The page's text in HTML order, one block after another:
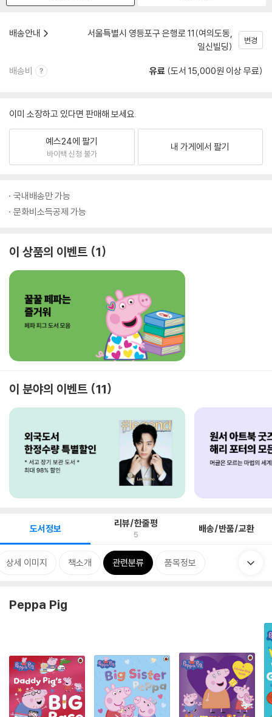
배송안내
서울특별시 영등포구 은행로 11(여의도동,
일신빌딩)
변경
배송비 유료 (도서 15,000원 이상 무료)
이미 소장하고 있다면 판매해 보세요.
예스24에 팔기
바이백 신청 불가
내 가게에서 팔기
국내배송만 가능
문화비소득공제 가능
이 상품의 이벤트 1
이 분야의 이벤트 11
도서정보 리뷰/한줄평
5 배송/반품/교환
상세 이미지 책소개 관련분류 품목정보
Peppa Pig